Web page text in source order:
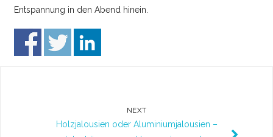
Entspannung in den Abend hinein.
NEXT
Holzjalousien oder Aluminiumjalousien –